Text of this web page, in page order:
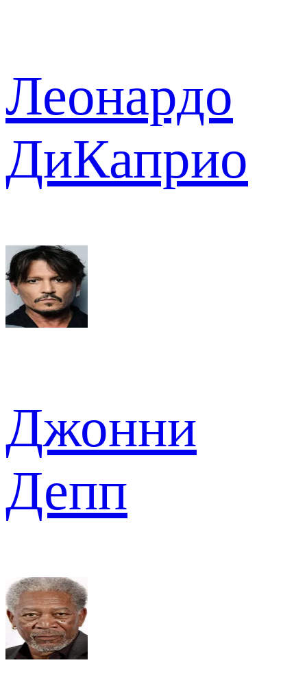
Леонардо
ДиКаприо
Джонни
Депп